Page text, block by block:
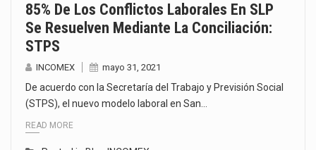
85% De Los Conflictos Laborales En SLP
Se Resuelven Mediante La Conciliación:
STPS
INCOMEX mayo 31, 2021
De acuerdo con la Secretaría del Trabajo y Previsión Social
(STPS), el nuevo modelo laboral en San…
READ MORE